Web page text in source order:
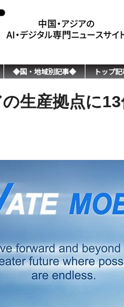
◆国・地域別記事◆ トップ記
生産拠点に